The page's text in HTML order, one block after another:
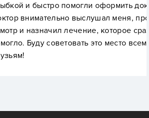
помогли оформить документы.
выслушал меня, провел
лечение, которое сразу
советовать это место всем